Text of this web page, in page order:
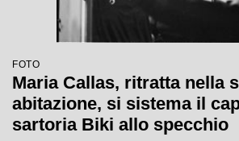
FOTO
Maria Callas, ritratta nella
abitazione, si sistema il
sartoria Biki allo specchio